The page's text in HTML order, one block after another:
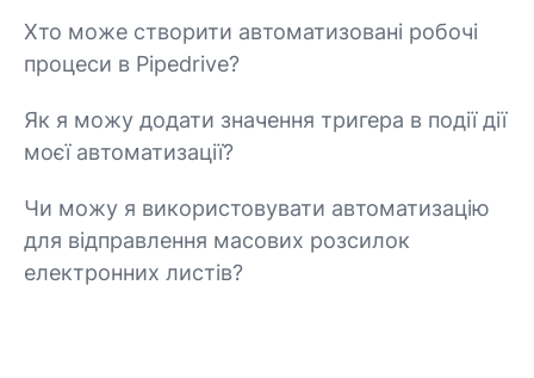
Хто може створити автоматизовані робочі
процеси в Pipedrive?
Як я можу додати значення тригера в події дії
моєї автоматизації?
Чи можу я використовувати автоматизацію
для відправлення масових розсилок
електронних листів?